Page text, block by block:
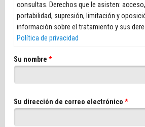
consultas. Derechos que le asisten:
portabilidad, supresión, limitación y
información sobre el tratamiento y sus
Política de privacidad
Su nombre *
Su dirección de correo electrónico *